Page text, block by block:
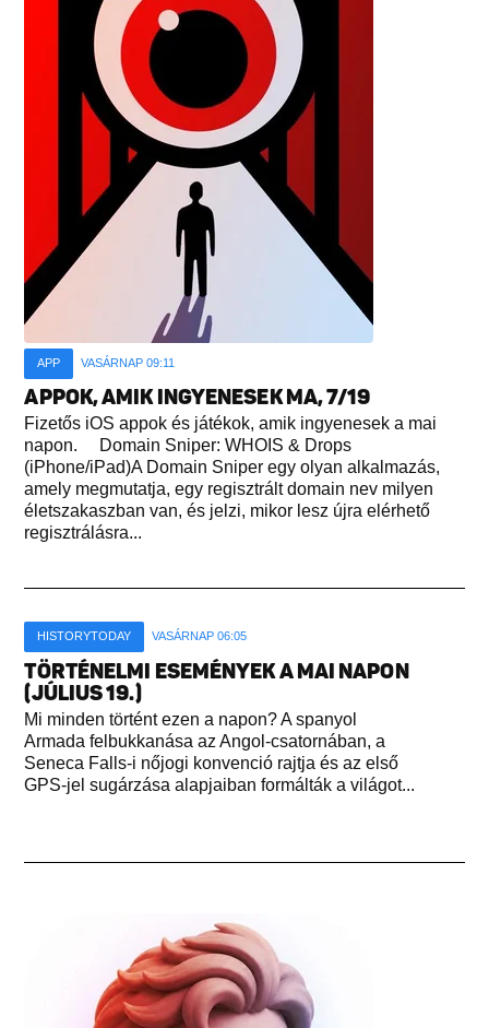
APP VASÁRNAP 09:11
APPOK, AMIK INGYENESEK MA, 7/19
Fizetős iOS appok és játékok, amik ingyenesek a mai
napon. Domain Sniper: WHOIS & Drops
(iPhone/iPad)A Domain Sniper egy olyan alkalmazás,
amely megmutatja, egy regisztrált domain nev milyen
életszakaszban van, és jelzi, mikor lesz újra elérhető
regisztrálásra...
HISTORYTODAY VASÁRNAP 06:05
TÖRTÉNELMI ESEMÉNYEK A MAI NAPON
(JÚLIUS 19.)
Mi minden történt ezen a napon? A spanyol
Armada felbukkanása az Angol-csatornában, a
Seneca Falls-i nőjogi konvenció rajtja és az első
GPS-jel sugárzása alapjaiban formálták a világot...